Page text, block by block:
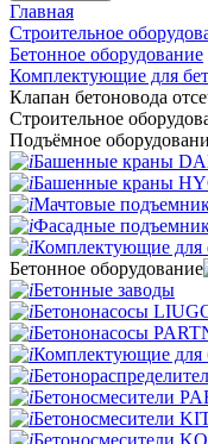
Главная
Строительное
Бетонное оборудование
Комплектующие для
Клапан бетоновода
Строительное
Подъёмное
Башенные краны
Башенные краны
Мачтовые
Фасадные
Комплектующие для
Бетонное оборудование
Бетонные заводы
Бетононасосы
Бетононасосы
Комплектующие для
Бетоносмесители
Бетоносмесители
Бетоносмесители